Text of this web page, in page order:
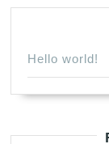
Hello world!